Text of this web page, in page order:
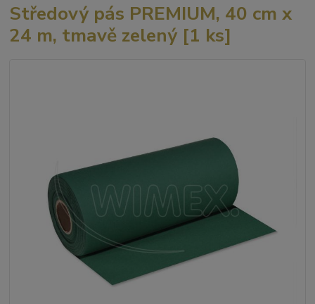
Středový pás PREMIUM, 40 cm x
24 m, tmavě zelený [1 ks]